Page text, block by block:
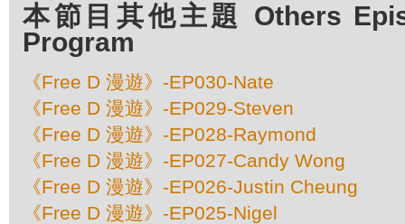
本節目其他主題 Others
Program
《Free D 漫遊》-EP030-Nate
《Free D 漫遊》-EP029-Steven
《Free D 漫遊》-EP028-Raymond
《Free D 漫遊》-EP027-Candy Wong
《Free D 漫遊》-EP026-Justin Cheung
《Free D 漫遊》-EP025-Nigel